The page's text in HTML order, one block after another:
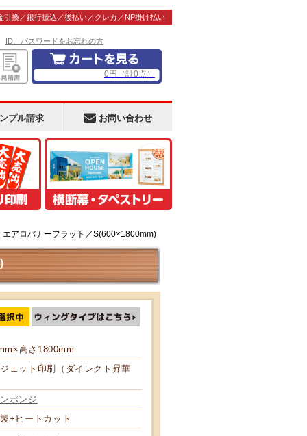
引換／銀行振込／後払い／クレカ／NP掛け払い
ID、パスワードをお忘れの方
0円 （計0点）
プル請求 お問い合わせ
エアロバナーフラット／S(600×1800mm)
高さ1800mm
ェット印刷（ダイレクト昇華
ポンジ
+ヒートカット